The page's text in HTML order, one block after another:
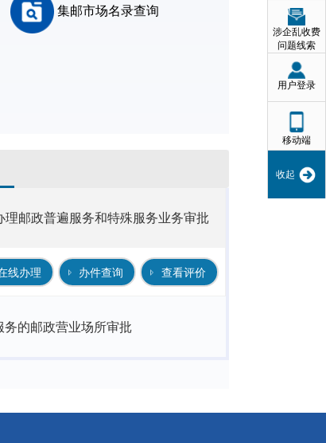
涉企乱收费
问题线索
用户登录
移动端
收起
集邮市场名录查询
理邮政普遍服务和特殊服务业务审批
线办理 办件查询 查看评价
务的邮政营业场所审批